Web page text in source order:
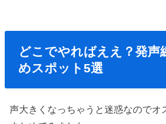
どこでやればええ？発声
めスポット5選
声大きくなっちゃうと迷惑なのでオ